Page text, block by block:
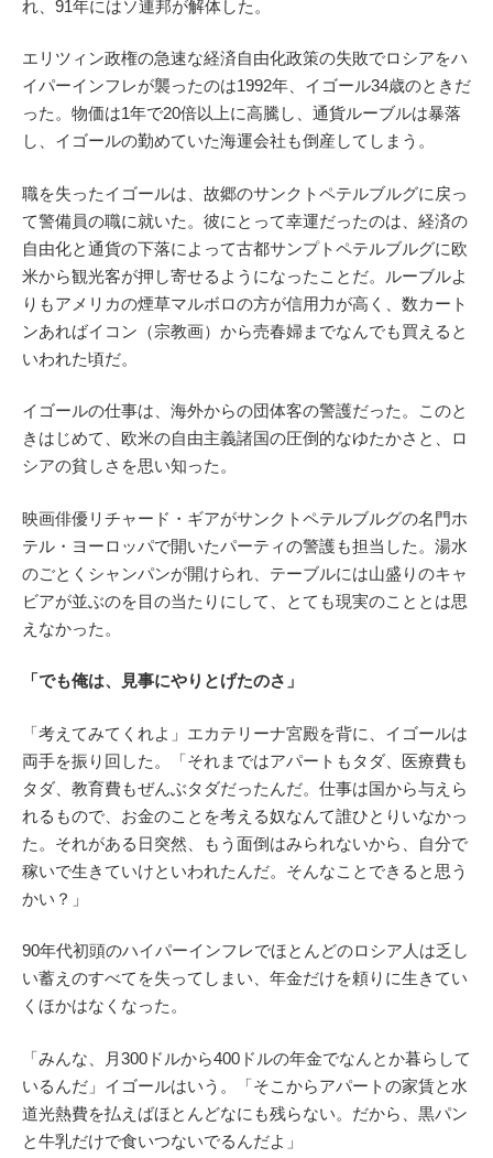
れ、91年にはソ連邦が解体した。
エリツィン政権の急速な経済自由化政策の失敗でロシアをハ
イパーインフレが襲ったのは1992年、イゴール34歳のときだ
った。物価は1年で20倍以上に高騰し、通貨ルーブルは暴落
し、イゴールの勤めていた海運会社も倒産してしまう。
職を失ったイゴールは、故郷のサンクトペテルブルグに戻っ
て警備員の職に就いた。彼にとって幸運だったのは、経済の
自由化と通貨の下落によって古都サンプトペテルブルグに欧
米から観光客が押し寄せるようになったことだ。ルーブルよ
りもアメリカの煙草マルボロの方が信用力が高く、数カート
ンあればイコン（宗教画）から売春婦までなんでも買えると
いわれた頃だ。
イゴールの仕事は、海外からの団体客の警護だった。このと
きはじめて、欧米の自由主義諸国の圧倒的なゆたかさと、ロ
シアの貧しさを思い知った。
映画俳優リチャード・ギアがサンクトペテルブルグの名門ホ
テル・ヨーロッパで開いたパーティの警護も担当した。湯水
のごとくシャンパンが開けられ、テーブルには山盛りのキャ
ビアが並ぶのを目の当たりにして、とても現実のこととは思
えなかった。
「でも俺は、見事にやりとげたのさ」
「考えてみてくれよ」エカテリーナ宮殿を背に、イゴールは
両手を振り回した。「それまではアパートもタダ、医療費も
タダ、教育費もぜんぶタダだったんだ。仕事は国から与えら
れるもので、お金のことを考える奴なんて誰ひとりいなかっ
た。それがある日突然、もう面倒はみられないから、自分で
稼いで生きていけといわれたんだ。そんなことできると思う
かい？」
90年代初頭のハイパーインフレでほとんどのロシア人は乏し
い蓄えのすべてを失ってしまい、年金だけを頼りに生きてい
くほかはなくなった。
「みんな、月300ドルから400ドルの年金でなんとか暮らして
いるんだ」イゴールはいう。「そこからアパートの家賃と水
道光熱費を払えばほとんどなにも残らない。だから、黒パン
と牛乳だけで食いつないでるんだよ」